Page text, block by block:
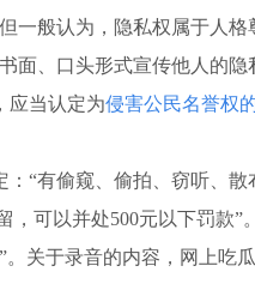
一般认为，隐私权属于人
面、口头形式宣传他人的
应当认定为侵害公民名誉权
有偷窥、偷拍、窃听、散
可以并处500元以下罚款”。
于录音的内容，网上吃